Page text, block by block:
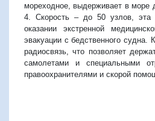
мореходное, выдерживает в море
4. Скорость – до 50 узлов, эта
оказании экстренной
эвакуации с бедственного судна.
радиосвязь, что позволяет
самолетами и специальными
правоохранителями и скорой